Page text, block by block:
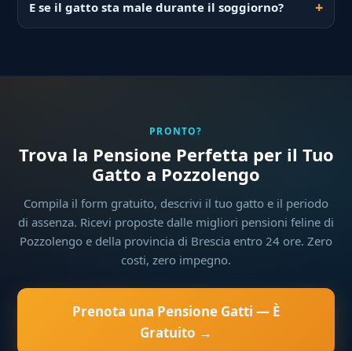
E se il gatto sta male durante il soggiorno?
PRONTO?
Trova la Pensione Perfetta per il Tuo
Gatto a Pozzolengo
Compila il form gratuito, descrivi il tuo gatto e il periodo
di assenza. Ricevi proposte dalle migliori pensioni feline di
Pozzolengo e della provincia di Brescia entro 24 ore. Zero
costi, zero impegno.
Prenota una Pensione Gatti — È
Gratuito →